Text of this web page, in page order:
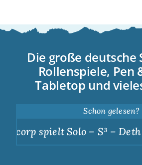
Die große deutsche
Rollenspiele, Pen
Tabletop und
Schon gelesen?
spielt Solo – S³ – Deth